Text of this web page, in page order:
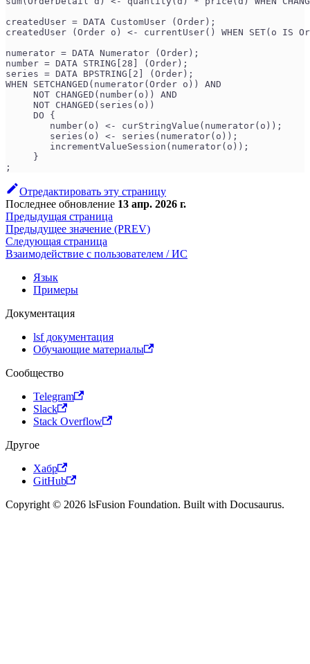
createdUser = DATA CustomUser (Order);
createdUser (Order o) <- currentUser() WHEN SET(o IS
numerator = DATA Numerator (Order);
number = DATA STRING[28] (Order);
series = DATA BPSTRING[2] (Order);
WHEN SETCHANGED(numerator(Order o)) AND
     NOT CHANGED(number(o)) AND
     NOT CHANGED(series(o))
     DO {
        number(o) <- curStringValue(numerator(o));
        series(o) <- series(numerator(o));
        incrementValueSession(numerator(o));
     }
;
Отредактировать эту страницу
Последнее обновление 13 апр. 2026 г.
Предыдущая страница
Предыдущее значение (PREV)
Следующая страница
Взаимодействие с пользователем / ИС
Язык
Примеры
Документация
lsf документация
Обучающие материалы
Сообщество
Telegram
Slack
Stack Overflow
Другое
Хабр
GitHub
Copyright © 2026 lsFusion Foundation. Built with Docusaurus.